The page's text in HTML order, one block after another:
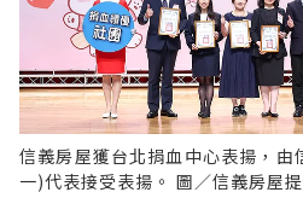
信義房屋獲台北捐血中心表揚，
一)代表接受表揚。 圖／信義房屋